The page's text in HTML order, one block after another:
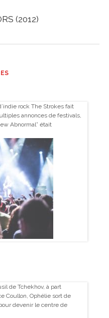
(2012)
rock The Strokes fait
annonces de festivals,
Abnormal” était
de Tchekhov, à part
Coullon, Ophélie sort de
devenir le centre de